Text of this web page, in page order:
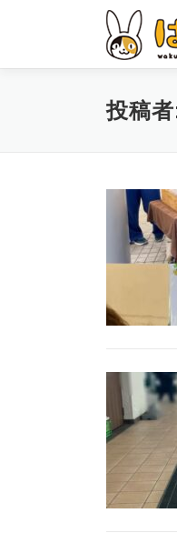
ン
投稿